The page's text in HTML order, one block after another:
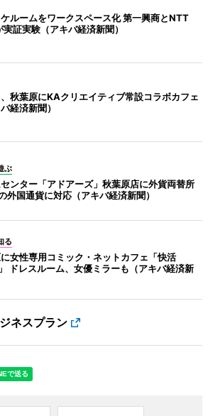
ルームをワークスペース化 第一興商とNTT
証実験（アキバ経済新聞）
秋葉原にKAクリエイティブ常設コラボカフェ
バ経済新聞）
ぶ
ンター「アドアーズ」秋葉原店に外貨両替所
外国通貨に対応（アキバ経済新聞）
る
女性専用コミック・ネットカフェ「快活
ドレスルーム、女優ミラーも（アキバ経済新
ネスプラン